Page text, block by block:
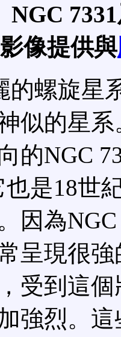
NGC
影像提供與
的螺旋星
似的星
的NGC
是18世
因為
呈現很
受到這個
強烈。